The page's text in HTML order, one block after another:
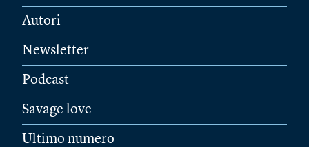
Autori
Newsletter
Podcast
Savage love
Ultimo numero